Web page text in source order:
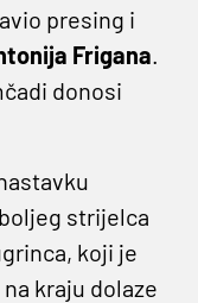
presing i
Frigana.
donosi
strijelca
koji je
kraju dolaze